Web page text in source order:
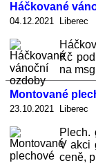
Háčkované
04.12.2021 Liberec
Kč
na
Montované
23.10.2021 Liberec
Plech.
V akci
ceně, p